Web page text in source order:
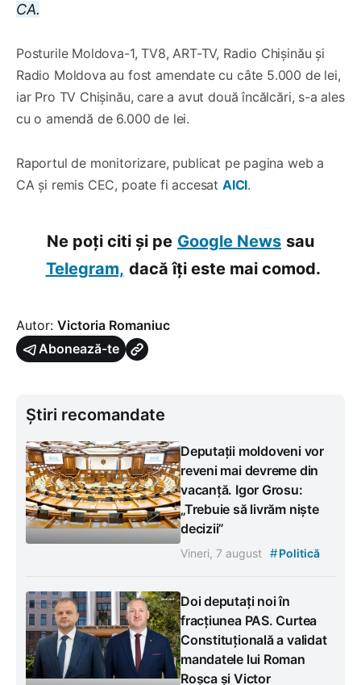
CA.
Posturile Moldova-1, TV8, ART-TV, Radio Chișinău și
Radio Moldova au fost amendate cu câte 5.000 de lei,
iar Pro TV Chișinău, care a avut două încălcări, s-a ales
cu o amendă de 6.000 de lei.
Raportul de monitorizare, publicat pe pagina web a
CA și remis CEC, poate fi accesat AICI.
Ne poți citi și pe Google News sau
Telegram, dacă îți este mai comod.
Autor: Victoria Romaniuc
Abonează-te
Știri recomandate
Deputații moldoveni vor
reveni mai devreme din
vacanță. Igor Grosu:
„Trebuie să livrăm niște
decizii”
Vineri, 7 august #Politică
Doi deputați noi în
fracțiunea PAS. Curtea
Constituțională a validat
mandatele lui Roman
Roșca și Victor